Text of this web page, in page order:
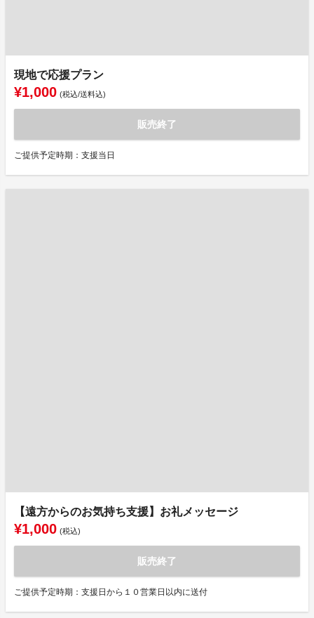
現地で応援プラン
¥1,000 (税込/送料込)
販売終了
ご提供予定時期：支援当日
【遠方からのお気持ち支援】お礼メッセージ
¥1,000 (税込)
販売終了
ご提供予定時期：支援日から１０営業日以内に送付